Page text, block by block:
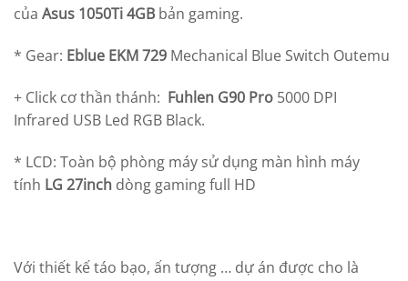
của Asus 1050Ti 4GB bản gaming.
* Gear: Eblue EKM 729 Mechanical Blue Switch Outemu
+ Click cơ thần thánh: Fuhlen G90 Pro 5000 DPI
Infrared USB Led RGB Black.
* LCD: Toàn bộ phòng máy sử dụng màn hình máy
tính LG 27inch dòng gaming full HD
Với thiết kế táo bạo, ấn tượng … dự án được cho là